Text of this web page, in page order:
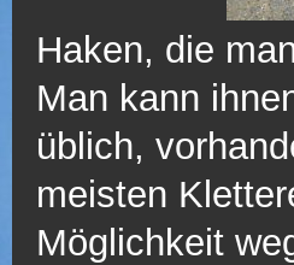
Haken, die
Man kann
üblich,
meisten
Möglichkeit